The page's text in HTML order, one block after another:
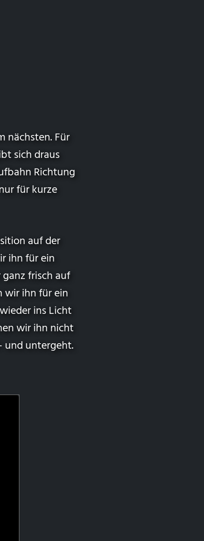
nächsten. Für
sich draus
Richtung
für kurze
auf der
ihn für ein
frisch auf
wir ihn für ein
ins Licht
wir ihn nicht
und untergeht.